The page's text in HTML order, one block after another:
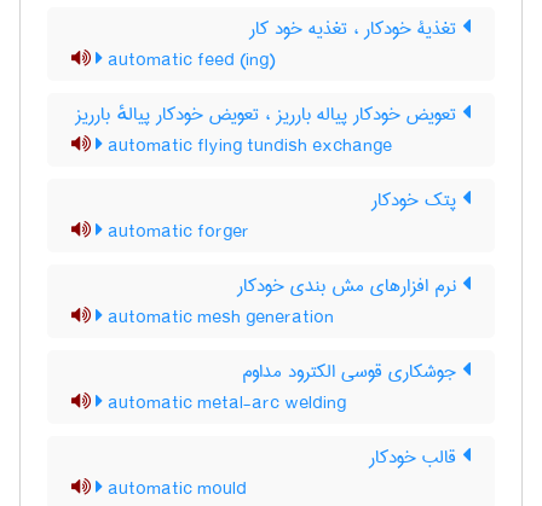
تغذیۀ خودکار ، تغذیه خود کار
automatic feed (ing)
تعویض خودکار پیاله بارریز ، تعویض خودکار پیالهٔ بارریز
automatic flying tundish exchange
پتک خودکار
automatic forger
نرم افزارهای مش بندی خودکار
automatic mesh generation
جوشکاری قوسی الکترود مداوم
automatic metal-arc welding
قالب خودکار
automatic mould